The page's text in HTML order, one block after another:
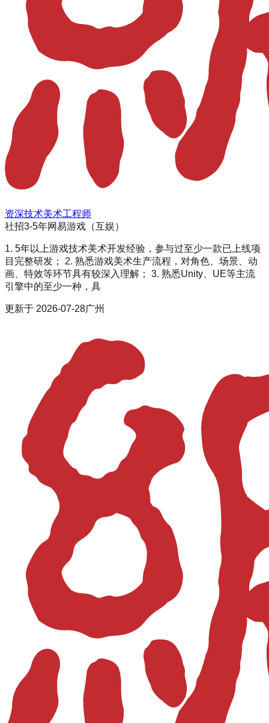
资深技术美术工程师
社招3-5年网易游戏（互娱）
1. 5年以上游戏技术美术开发经验，参与过至少一款已上线项
目完整研发； 2. 熟悉游戏美术生产流程，对角色、场景、动
画、特效等环节具有较深入理解； 3. 熟悉Unity、UE等主流
引擎中的至少一种，具
更新于 2026-07-28广州